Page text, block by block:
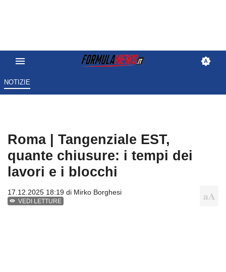
NOTIZIE
Roma | Tangenziale EST,
quante chiusure: i tempi dei
lavori e i blocchi
17.12.2025 18:19 di Mirko Borghesi
VEDI LETTURE